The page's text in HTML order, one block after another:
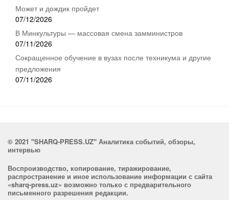
Может и дождик пройдет
07/12/2026
В Минкультуры — массовая смена замминистров
07/11/2026
Сокращенное обучение в вузах после техникума и другие
предложения
07/11/2026
© 2021 "SHARQ-PRESS.UZ" Аналитика событий, обзоры,
интервью
Воспроизводство, копирование, тиражирование,
распространение и иное использование информации с сайта
«sharq-press.uz» возможно только с предварительного
письменного разрешения редакции.